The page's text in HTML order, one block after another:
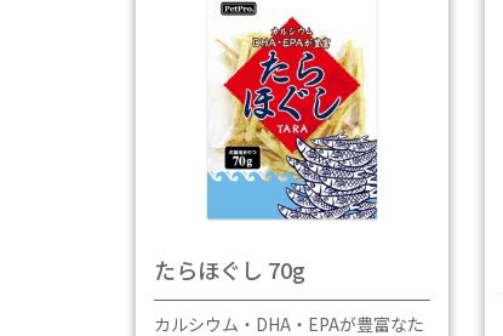
たらほぐし 70g
カルシウム・DHA・EPAが豊富なた